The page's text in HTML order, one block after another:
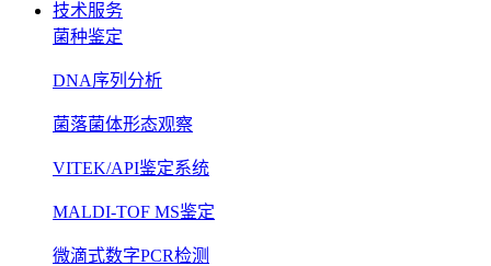
技术服务
菌种鉴定
DNA序列分析
菌落菌体形态观察
VITEK/API鉴定系统
MALDI-TOF MS鉴定
微滴式数字PCR检测